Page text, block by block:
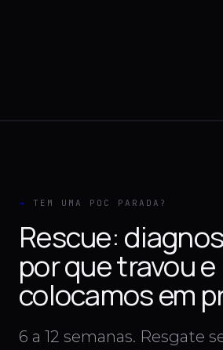
→ TEM UMA POC PARADA?
Rescue:
por que travou e
colocamos em
6 a 12 semanas. Resgate